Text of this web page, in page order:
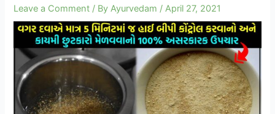
Leave a Comment / ByAyurvedam /April 27, 2021